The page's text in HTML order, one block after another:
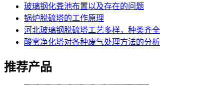
玻璃钢化粪池布置以及存在的问题
锅炉脱硫塔的工作原理
河北玻璃钢脱硫塔工艺多样，种类齐全
酸雾净化塔对各种废气处理方法的分析
推荐产品